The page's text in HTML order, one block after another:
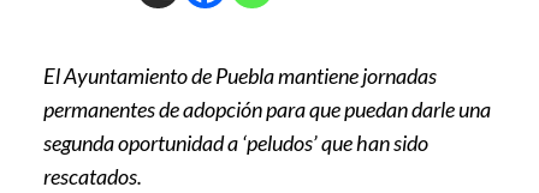
El Ayuntamiento de Puebla mantiene jornadas
permanentes de adopción para que puedan darle una
segunda oportunidad a ‘peludos’ que han sido
rescatados.